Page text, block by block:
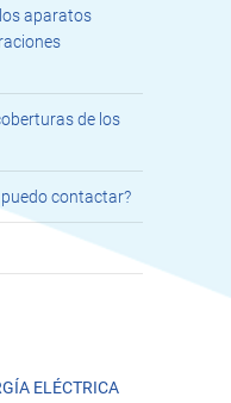
aparatos
de los
contactar?
ELÉCTRICA